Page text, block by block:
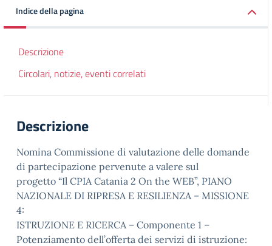
Indice della pagina
Descrizione
Circolari, notizie, eventi correlati
Descrizione
Nomina Commissione di valutazione delle domande
di partecipazione pervenute a valere sul
progetto “Il CPIA Catania 2 On the WEB”, PIANO
NAZIONALE DI RIPRESA E RESILIENZA – MISSIONE
4:
ISTRUZIONE E RICERCA – Componente 1 –
Potenziamento dell’offerta dei servizi di istruzione: